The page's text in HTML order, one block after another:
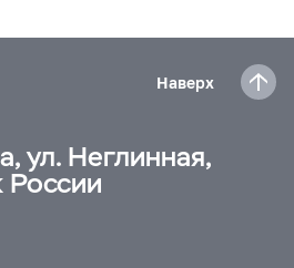
Наверх
ул. Неглинная,
России